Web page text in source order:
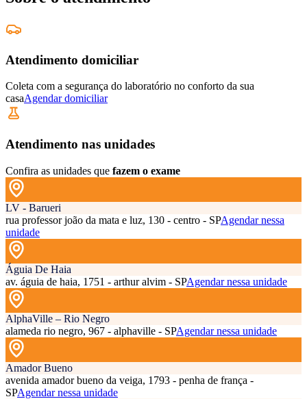
Atendimento domiciliar
Coleta com a segurança do laboratório no conforto da sua
casaAgendar domiciliar
Atendimento nas unidades
Confira as unidades que fazem o exame
LV - Barueri
rua professor joão da mata e luz, 130 - centro - SPAgendar nessa
unidade
Águia De Haia
av. águia de haia, 1751 - arthur alvim - SPAgendar nessa unidade
AlphaVille – Rio Negro
alameda rio negro, 967 - alphaville - SPAgendar nessa unidade
Amador Bueno
avenida amador bueno da veiga, 1793 - penha de frança -
SPAgendar nessa unidade